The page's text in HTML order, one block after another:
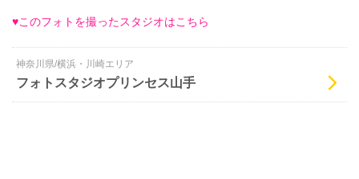
♥このフォトを撮ったスタジオはこちら
神奈川県/横浜・川崎エリア
フォトスタジオプリンセス山手